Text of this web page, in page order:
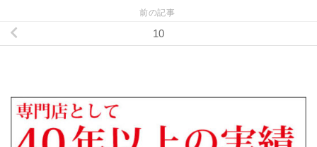
前の記事
10